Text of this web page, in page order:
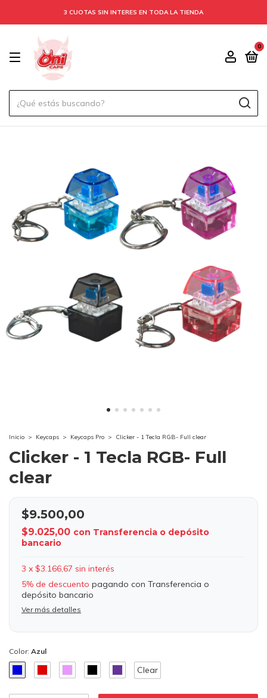
3 CUOTAS SIN INTERES EN TODA LA TIENDA
0
Inicio > Keycaps > Keycaps Pro > Clicker - 1 Tecla RGB- Full clear
Clicker - 1 Tecla RGB- Full
clear
$9.500,00
$9.025,00 con Transferencia o depósito
bancario
3 x $3.166,67 sin interés
5% de descuento pagando con Transferencia o
depósito bancario
Ver más detalles
Color: Azul
Clear